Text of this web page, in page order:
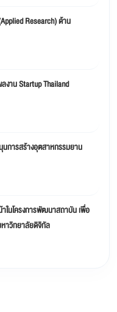
Research) ด้าน
งาน Startup Thailand
นการสร้างอุตสาหกรรมยาน
ในโครงการพัฒนาสถาบัน เพื่อ
าวิทยาลัยดิจิทัล